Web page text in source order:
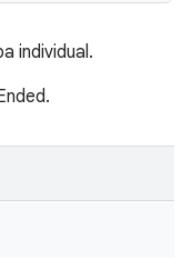
individual.